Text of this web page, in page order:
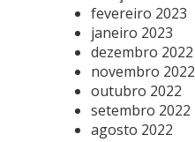
fevereiro 2023
janeiro 2023
dezembro 2022
novembro 2022
outubro 2022
setembro 2022
agosto 2022